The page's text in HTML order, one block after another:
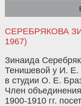
СЕРЕБРЯКОВА
1967)
Зинаида
Тенишевой у И. Е.
в студии О. Е.
Член
1900-1910 гг.